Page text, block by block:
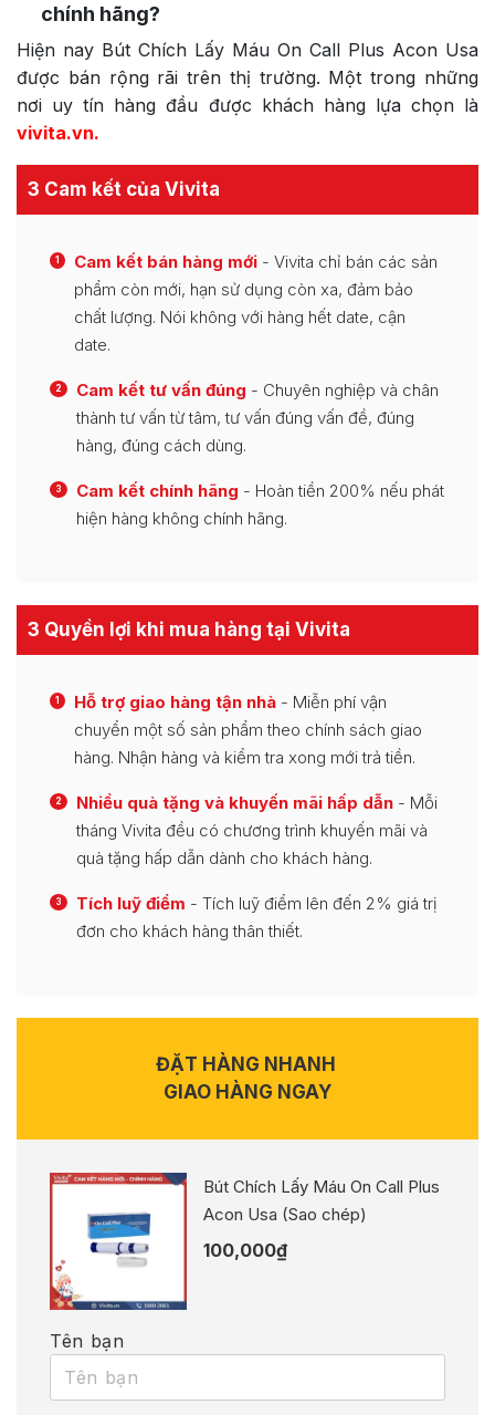
chính hãng?
Hiện nay Bút Chích Lấy Máu On Call Plus Acon Usa
được bán rộng rãi trên thị trường. Một trong những
nơi uy tín hàng đầu được khách hàng lựa chọn là
vivita.vn.
3 Cam kết của Vivita
1 Cam kết bán hàng mới - Vivita chỉ bán các sản
phẩm còn mới, hạn sử dụng còn xa, đảm bảo
chất lượng. Nói không với hàng hết date, cận
date.
2 Cam kết tư vấn đúng - Chuyên nghiệp và chân
thành tư vấn từ tâm, tư vấn đúng vấn đề, đúng
hàng, đúng cách dùng.
3 Cam kết chính hãng - Hoàn tiền 200% nếu phát
hiện hàng không chính hãng.
3 Quyền lợi khi mua hàng tại Vivita
1 Hỗ trợ giao hàng tận nhà - Miễn phí vận
chuyển một số sản phẩm theo chính sách giao
hàng. Nhận hàng và kiểm tra xong mới trả tiền.
2 Nhiều quà tặng và khuyến mãi hấp dẫn - Mỗi
tháng Vivita đều có chương trình khuyến mãi và
quà tặng hấp dẫn dành cho khách hàng.
3 Tích luỹ điểm - Tích luỹ điểm lên đến 2% giá trị
đơn cho khách hàng thân thiết.
ĐẶT HÀNG NHANH
GIAO HÀNG NGAY
Bút Chích Lấy Máu On Call Plus
Acon Usa (Sao chép)
100,000₫
Tên bạn